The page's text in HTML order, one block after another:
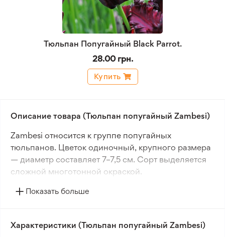
Тюльпан Попугайный Black Parrot.
28.00 грн.
Купить
Описание товара (Тюльпан попугайный Zambesi)
Zambesi относится к группе попугайных
тюльпанов. Цветок одиночный, крупного размера
— диаметр составляет 7–7,5 см. Сорт выделяется
сложной многотонной окраской.
Основной цвет лепестков — розово-голубой.
тона. Сочетание цветов делает Zambesi сортом с
Показать больше
Характеристики (Тюльпан попугайный Zambesi)